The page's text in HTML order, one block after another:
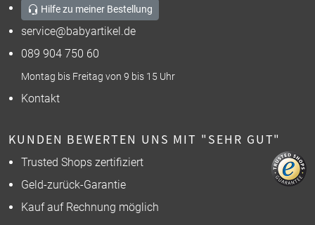
Hilfe zu meiner Bestellung
service@babyartikel.de
089 904 750 60
Montag bis Freitag von 9 bis 15 Uhr
Kontakt
KUNDEN BEWERTEN UNS MIT "SEHR GUT"
Trusted Shops zertifiziert
Geld-zurück-Garantie
Kauf auf Rechnung möglich